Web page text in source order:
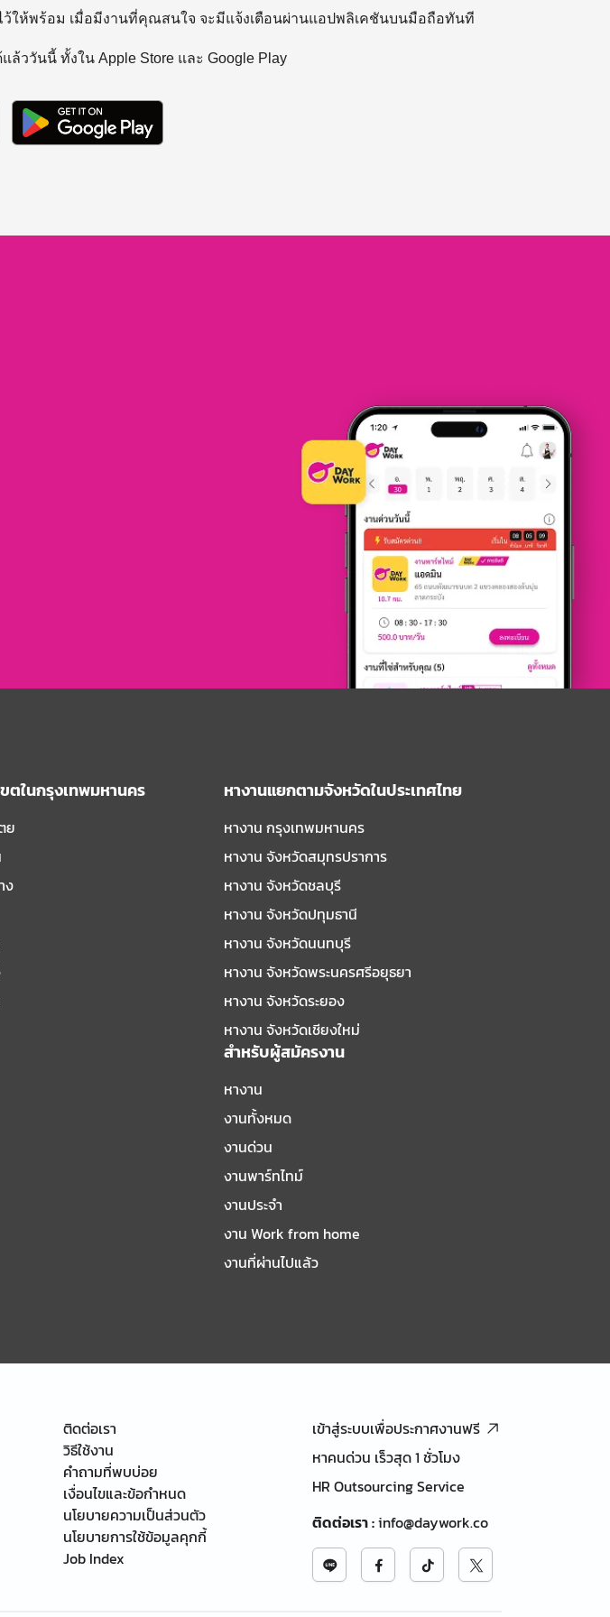
ว้ให้พร้อม เมื่อมีงานที่คุณสนใจ จะมีแจ้งเตือนผ่านแอปพลิเคชันบนมือถือทันที
ล้ววันนี้ ทั้งใน Apple Store และ Google Play
ตในกรุงเทพมหานคร
ย
ง
หางานแยกตามจังหวัดในประเทศไทย
หางาน กรุงเทพมหานคร
หางาน จังหวัดสมุทรปราการ
หางาน จังหวัดชลบุรี
หางาน จังหวัดปทุมธานี
หางาน จังหวัดนนทบุรี
หางาน จังหวัดพระนครศรีอยุธยา
หางาน จังหวัดระยอง
หางาน จังหวัดเชียงใหม่
สำหรับผู้สมัครงาน
หางาน
งานทั้งหมด
งานด่วน
งานพาร์ทไทม์
งานประจำ
งาน Work from home
งานที่ผ่านไปแล้ว
ติดต่อเรา
วิธีใช้งาน
คำถามที่พบบ่อย
เงื่อนไขและข้อกำหนด
นโยบายความเป็นส่วนตัว
นโยบายการใช้ข้อมูลคุกกี้
Job Index
เข้าสู่ระบบเพื่อประกาศงานฟรี
หาคนด่วน เร็วสุด 1 ชั่วโมง
HR Outsourcing Service
ติดต่อเรา:info@daywork.co